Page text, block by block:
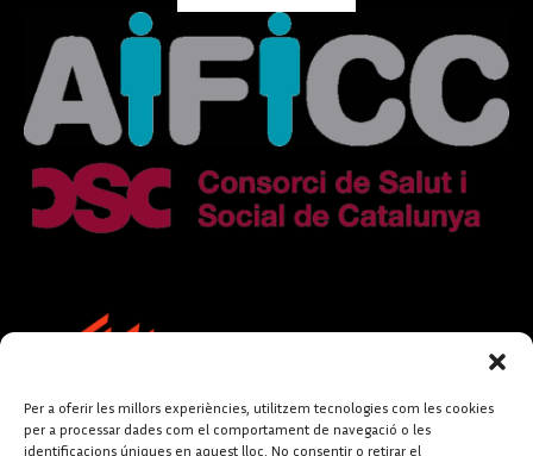
Per a oferir les millors experiències, utilitzem tecnologies com les cookies
per a processar dades com el comportament de navegació o les
identificacions úniques en aquest lloc. No consentir o retirar el